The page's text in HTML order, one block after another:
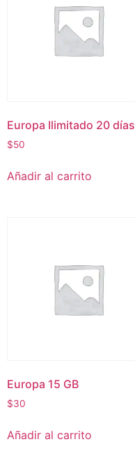
Europa Ilimitado 20 días
$50
Añadir al carrito
Europa 15 GB
$30
Añadir al carrito